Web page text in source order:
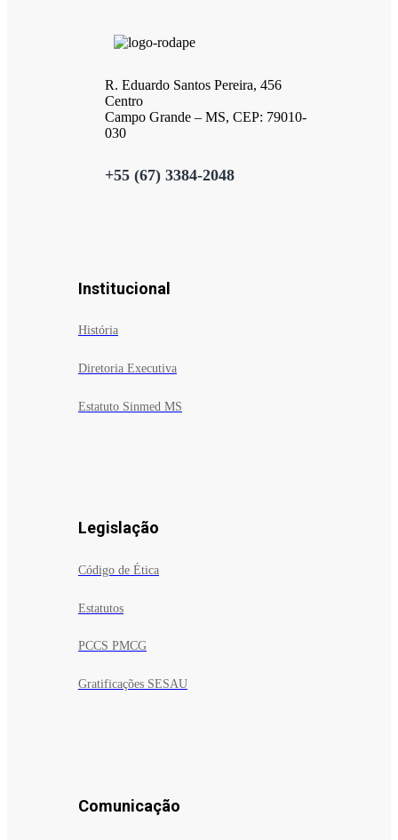
R. Eduardo Santos Pereira, 456
Centro
Campo Grande – MS, CEP: 79010-
030
+55 (67) 3384-2048
Institucional
História
Diretoria Executiva
Estatuto Sinmed MS
Legislação
Código de Ética
Estatutos
PCCS PMCG
Gratificações SESAU
Comunicação